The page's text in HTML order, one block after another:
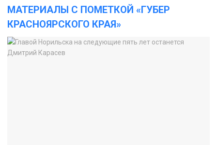
МАТЕРИАЛЫ С ПОМЕТКОЙ «ГУБЕР
КРАСНОЯРСКОГО КРАЯ»